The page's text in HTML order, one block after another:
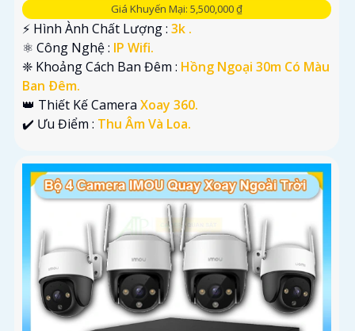
Giá Khuyến Mại: 5,500,000 ₫
️⚡ Hình Ành Chất Lượng : 3k .
⚛️ Công Nghệ : IP Wifi.
❈ Khoảng Cách Ban Đêm : Hồng Ngoại 30m Có Màu
Ban Ðêm.
👑 Thiết Kế Camera Xoay 360.
️✔️ Ưu Điểm : Thu Âm Và Loa.